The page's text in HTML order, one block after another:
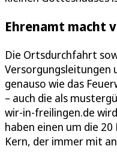
Ehrenamt macht
Die Ortsdurchfahrt
Versorgungsleitungen
genauso wie das
– auch die als
wir-in-freilingen.de
haben einen um die
Kern, der immer mit